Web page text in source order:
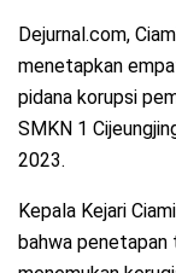
Dejurnal.com,
menetapkan
pidana korupsi
SMKN 1
2023.
Kepala Kejari
bahwa